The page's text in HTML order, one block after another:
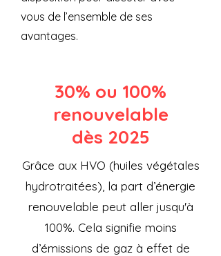
vous de l’ensemble de ses
avantages.
30% ou 100%
renouvelable
dès 2025
Grâce aux HVO (huiles végétales
hydrotraitées), la part d’énergie
renouvelable peut aller jusqu'à
100%. Cela signifie moins
d’émissions de gaz à effet de